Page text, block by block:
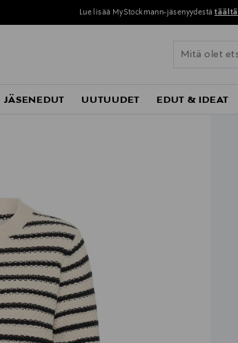
Lue lisää MyStockmann-jäsenyydestä täältä
JÄSENEDUT UUTUUDET EDUT & IDEAT